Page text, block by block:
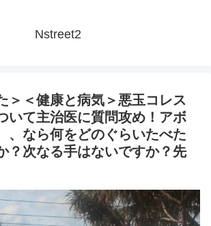
Nstreet2
＞＜健康と病気＞悪玉コレス
いて主治医に質問攻め！アボ
、なら何をどのぐらいたべた
？次なる手はないですか？先